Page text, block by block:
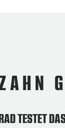
TESTET